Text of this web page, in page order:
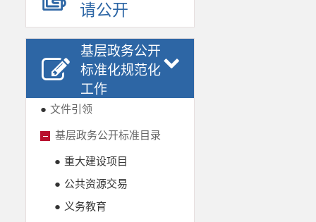
请公开
基层政务公开
标准化规范化
工作
● 文件引领
基层政务公开标准目录
● 重大建设项目
● 公共资源交易
● 义务教育